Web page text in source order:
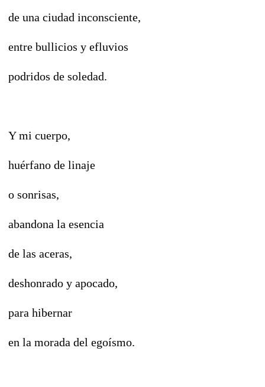
de una ciudad inconsciente,
entre bullicios y efluvios
podridos de soledad.
Y mi cuerpo,
huérfano de linaje
o sonrisas,
abandona la esencia
de las aceras,
deshonrado y apocado,
para hibernar
en la morada del egoísmo.